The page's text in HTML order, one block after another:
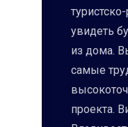
увидеть
из дома.
самые
проекта.